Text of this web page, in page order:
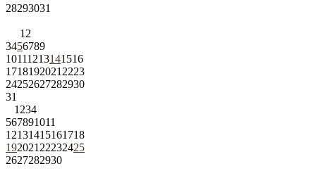
28293031
1 2
3456789
10111213141516
1718192021 2223
24252627282930
31
1 234
567891011
12131415161718
192021 22232425
2627282930